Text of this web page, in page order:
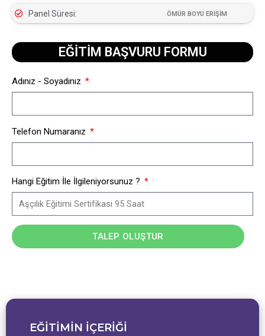
EĞİTİMİN İÇERİĞİ
Panel Süresi: ÖMÜR BOYU ERİŞİM
EĞİTİM BAŞVURU FORMU​
Adınız - Soyadınız
Telefon Numaranız
Hangi Eğitim İle İlgileniyorsunuz ?
TALEP OLUŞTUR